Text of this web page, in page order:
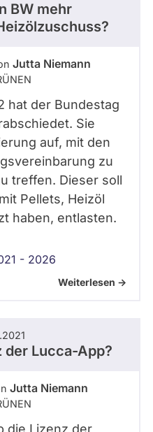
BW mehr
Jutta Niemann
hat der Bundestag
Sie
auf, mit den
zu
treffen. Dieser soll
Pellets, Heizöl
haben, entlasten.
- 2026
Weiterlesen ->
der Lucca-App?
Jutta Niemann
die Lizenz der